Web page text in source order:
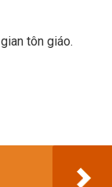
tôn giáo.